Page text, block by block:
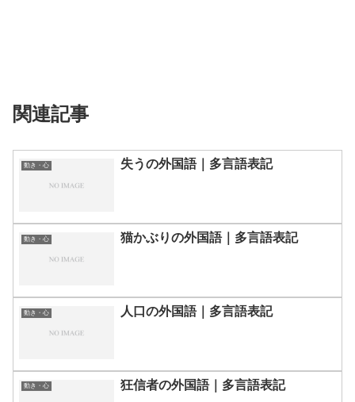
関連記事
動き・心 失うの外国語｜多言語表記
動き・心 猫かぶりの外国語｜多言語表記
動き・心 人口の外国語｜多言語表記
動き・心 狂信者の外国語｜多言語表記